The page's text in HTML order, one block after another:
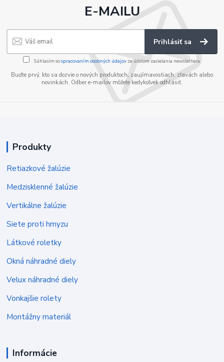
E-MAILU
Prihlásiť sa
Súhlasím sospracovaním osobných údajov za účelom zasielania newslettera.
Buďte prvý, kto sa dozvie o nových produktoch, zaujímavostiach, zľavách alebo
novinkách. Odber e-mailov môžete kedykoľvek odhlásiť.
Produkty
Retiazkové žalúzie
Medzisklenné žalúzie
Vertikálne žalúzie
Siete proti hmyzu
Látkové roletky
Okná náhradné diely
Velux náhradné diely
Vonkajšie rolety
Montážny materiál
Informácie